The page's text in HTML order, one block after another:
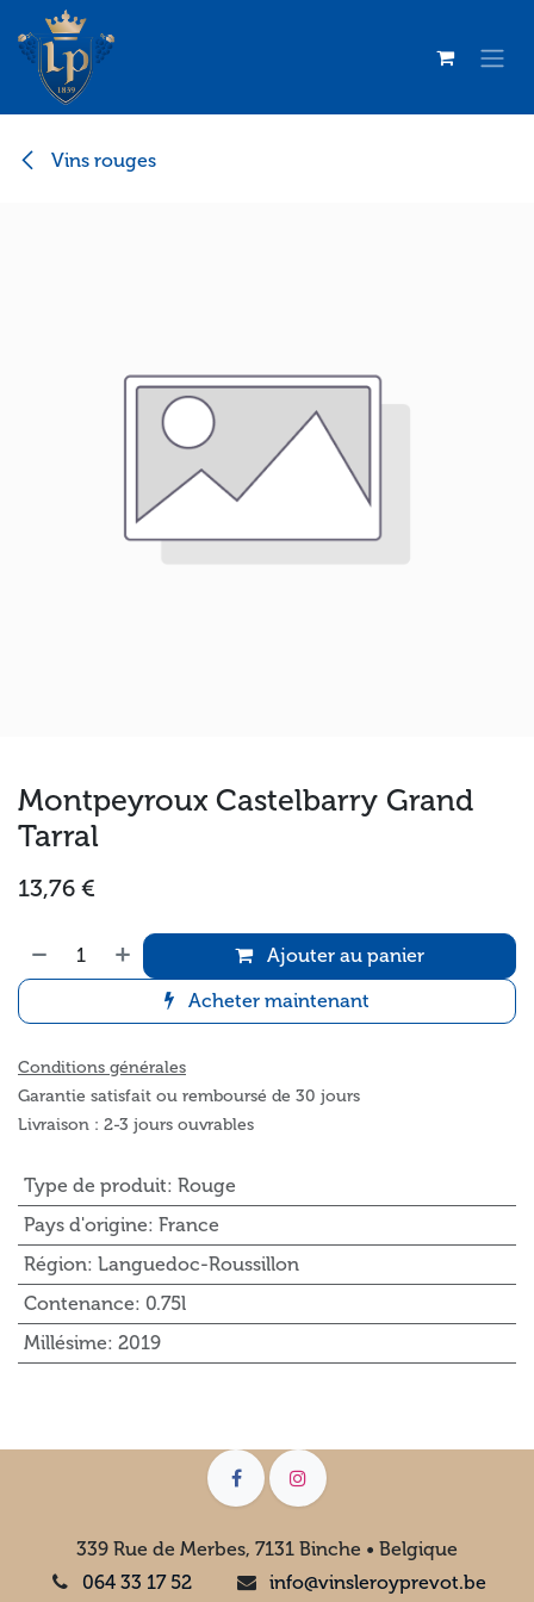
Se rendre au contenu
Vins rouges
Montpeyroux Castelbarry Grand
Tarral
13,76 €
Ajouter au panier
Acheter maintenant
Conditions générales
Garantie satisfait ou remboursé de 30 jours
Livraison : 2-3 jours ouvrables
Type de produit: Rouge
Pays d'origine: France
Région: Languedoc-Roussillon
Contenance: 0.75l
Millésime: 2019
339 Rue de Merbes, 7131 Binche • Belgique
064 33 17 52
info@vinsleroyprevot.be